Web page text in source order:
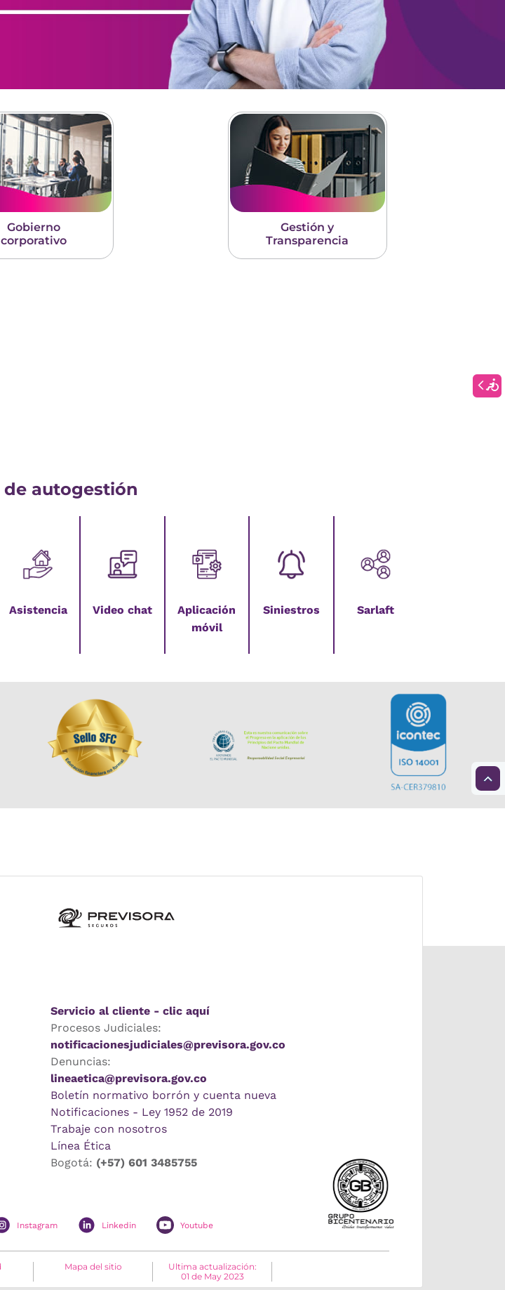
Gobierno
corporativo
Gestión y
Transparencia
de autogestión
Asistencia Video chat
Aplicación
móvil
Siniestros Sarlaft
Servicio al cliente - clic aquí
Procesos Judiciales:
notificacionesjudiciales@previsora.gov.co
Denuncias:
lineaetica@previsora.gov.co
Boletín normativo borrón y cuenta nueva
Notificaciones - Ley 1952 de 2019
Trabaje con nosotros
Línea Ética
Bogotá: (+57) 601 3485755
Instagram Linkedin Youtube
Mapa del sitio
Ultima actualización:
01 de May 2023